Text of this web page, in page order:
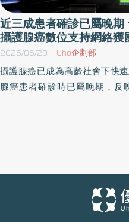
近三成患者確診已屬晚
攝護腺癌數位支持網絡
2026/06/29 Uho企劃部
攝護腺癌已成為高齡社會下快
腺癌患者確診時已屬晚期，反
稱成抗癌路上的隱形障礙 病友需求催
腺癌病友與家屬而言，確診後